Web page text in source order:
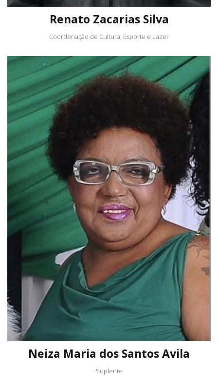
Renato Zacarias Silva
Coordenação de Cultura, Esporte e Lazer
Neiza Maria dos Santos Avila
Suplente